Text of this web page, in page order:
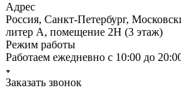
Адрес
Россия, Санкт-Петербург,
литер А, помещение 2Н (3 этаж)
Режим работы
Работаем ежедневно с 10:00 до
Заказать звонок